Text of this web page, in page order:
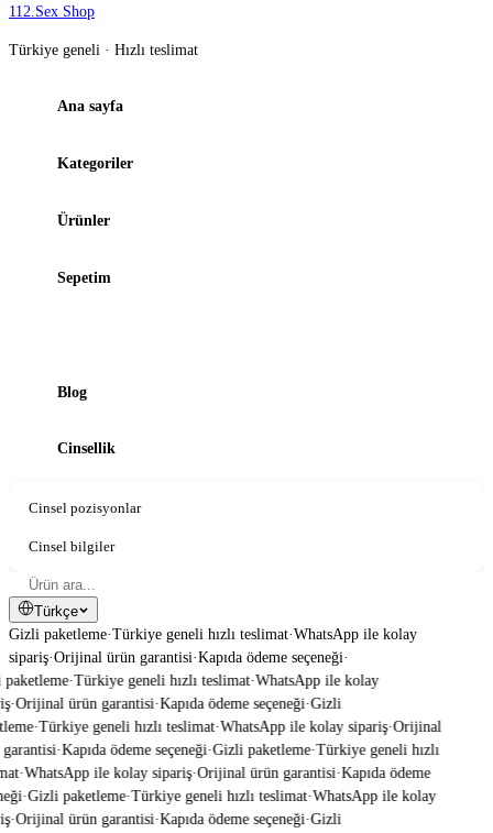
112.Sex Shop
Türkiye geneli · Hızlı teslimat
Ana sayfa
Kategoriler
Ürünler
Sepetim
Blog
Cinsellik
Cinsel pozisyonlar
Cinsel bilgiler
Türkçe
Gizli paketleme·Türkiye geneli hızlı teslimat·WhatsApp ile kolay
sipariş·Orijinal ürün garantisi·Kapıda ödeme seçeneği·
·Türkiye geneli hızlı teslimat·WhatsApp ile kolay
·Orijinal ürün garantisi·Kapıda ödeme seçeneği·Gizli
·Türkiye geneli hızlı teslimat·WhatsApp ile kolay sipariş·Orijinal
·Kapıda ödeme seçeneği·Gizli paketleme·Türkiye geneli hızlı
·WhatsApp ile kolay sipariş·Orijinal ürün garantisi·Kapıda ödeme
·Gizli paketleme·Türkiye geneli hızlı teslimat·WhatsApp ile kolay
·Orijinal ürün garantisi·Kapıda ödeme seçeneği·Gizli